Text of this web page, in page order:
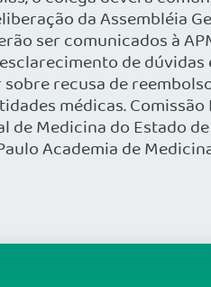
da Assembléia
ser comunicados à
de
sobre recusa de
médicas.
Medicina do Estado
Academia de